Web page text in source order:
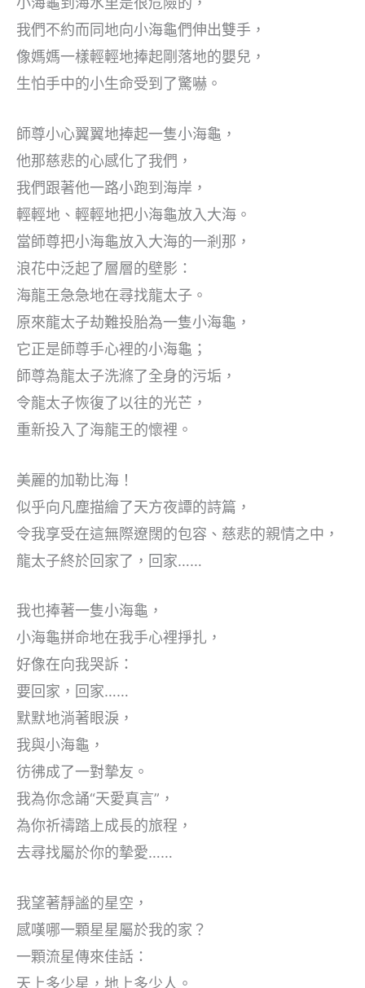
我們不約而同地向小海龜們伸出雙手，
像媽媽一樣輕輕地捧起剛落地的嬰兒，
生怕手中的小生命受到了驚嚇。
師尊小心翼翼地捧起一隻小海龜，
他那慈悲的心感化了我們，
我們跟著他一路小跑到海岸，
輕輕地、輕輕地把小海龜放入大海。
當師尊把小海龜放入大海的一剎那，
浪花中泛起了層層的壁影：
海龍王急急地在尋找龍太子。
原來龍太子劫難投胎為一隻小海龜，
它正是師尊手心裡的小海龜；
師尊為龍太子洗滌了全身的污垢，
令龍太子恢復了以往的光芒，
重新投入了海龍王的懷裡。
美麗的加勒比海！
似乎向凡塵描繪了天方夜譚的詩篇，
令我享受在這無際遼闊的包容、慈悲的親情之中，
龍太子終於回家了，回家……
我也捧著一隻小海龜，
小海龜拼命地在我手心裡掙扎，
好像在向我哭訴：
要回家，回家……
默默地淌著眼淚，
我與小海龜，
彷彿成了一對摯友。
我為你念誦“天愛真言”，
為你祈禱踏上成長的旅程，
去尋找屬於你的摯愛……
我望著靜謐的星空，
感嘆哪一顆星星屬於我的家？
一顆流星傳來佳話：
天上多少星，地上多少人。